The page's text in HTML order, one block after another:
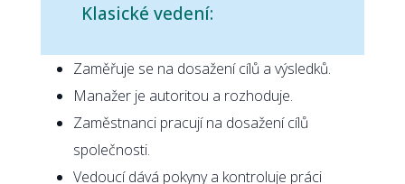
Klasické vedení:
Zaměřuje se na dosažení cílů a výsledků.
Manažer je autoritou a rozhoduje.
Zaměstnanci pracují na dosažení cílů
společnosti.
Vedoucí dává pokyny a kontroluje práci